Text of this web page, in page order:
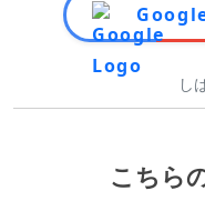
し
こちら